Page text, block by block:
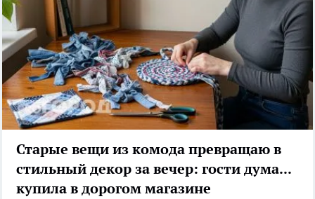
Старые вещи из комода превращаю в
стильный декор за вечер: гости думают
купила в дорогом магазине